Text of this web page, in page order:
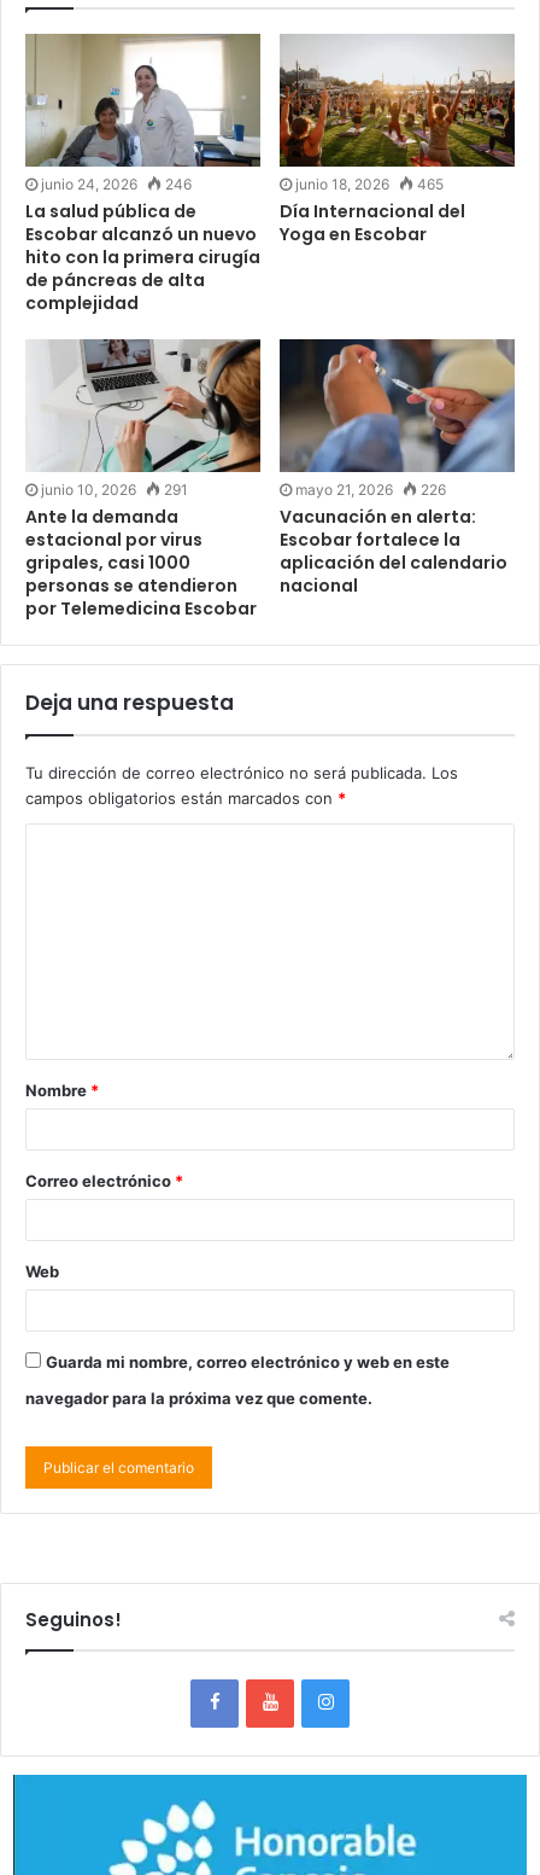
junio 24, 2026 246
La salud pública de
Escobar alcanzó un nuevo
hito con la primera cirugía
de páncreas de alta
complejidad
junio 18, 2026 465
Día Internacional del
Yoga en Escobar
junio 10, 2026 291
Ante la demanda
estacional por virus
gripales, casi 1000
personas se atendieron
por Telemedicina Escobar
mayo 21, 2026 226
Vacunación en alerta:
Escobar fortalece la
aplicación del calendario
nacional
Deja una respuesta
Tu dirección de correo electrónico no será publicada. Los
campos obligatorios están marcados con *
Nombre *
Correo electrónico *
Web
Guarda mi nombre, correo electrónico y web en este
navegador para la próxima vez que comente.
Seguinos!